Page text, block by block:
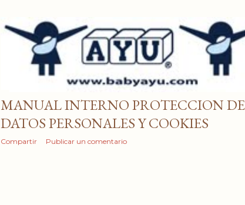
t
d
a
s
MANUAL INTERNO PROTECCION DE
DATOS PERSONALES Y COOKIES
Compartir Publicar un comentario